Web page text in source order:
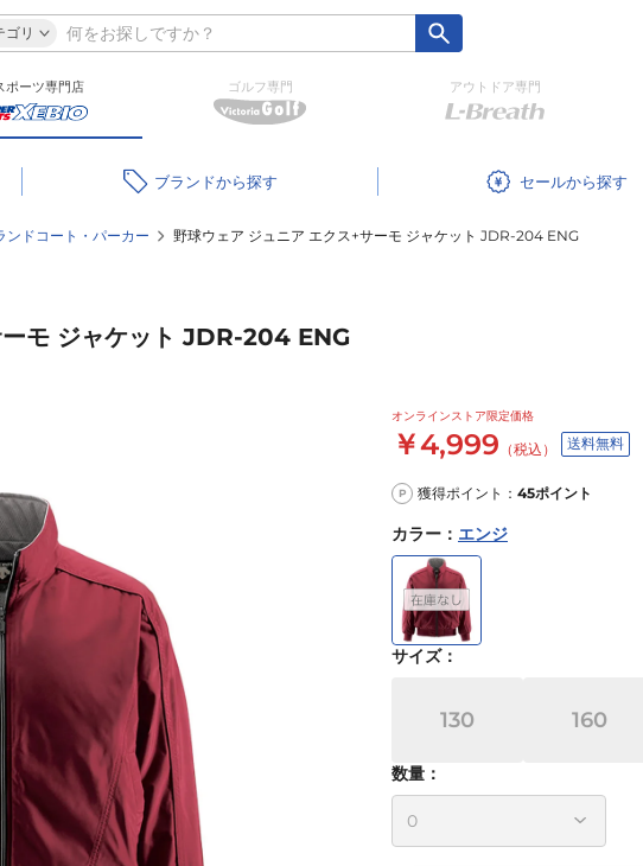
ゴリ
ポーツ専門店 ゴルフ専門 アウトドア専門
ブランド セール
ンドコート・パーカー 野球ウェア ジュニア エクス+サーモ ジャケット JDR-204 ENG
モ ジャケット JDR-204 ENG
オンラインストア限定価格
￥4,999 （税込） 送料無料
P 獲得ポイント： 45ポイント
カラー ： エンジ
サイズ：
130 160
数量：